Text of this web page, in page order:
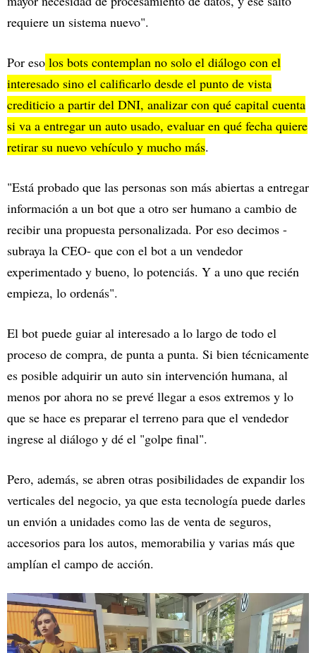
requiere un sistema nuevo".
Por eso los bots contemplan no solo el diálogo con el
interesado sino el calificarlo desde el punto de vista
crediticio a partir del DNI, analizar con qué capital cuenta
si va a entregar un auto usado, evaluar en qué fecha quiere
retirar su nuevo vehículo y mucho más.
"Está probado que las personas son más abiertas a entregar
información a un bot que a otro ser humano a cambio de
recibir una propuesta personalizada. Por eso decimos -
subraya la CEO- que con el bot a un vendedor
experimentado y bueno, lo potenciás. Y a uno que recién
empieza, lo ordenás".
El bot puede guiar al interesado a lo largo de todo el
proceso de compra, de punta a punta. Si bien técnicamente
es posible adquirir un auto sin intervención humana, al
menos por ahora no se prevé llegar a esos extremos y lo
que se hace es preparar el terreno para que el vendedor
ingrese al diálogo y dé el "golpe final".
Pero, además, se abren otras posibilidades de expandir los
verticales del negocio, ya que esta tecnología puede darles
un envión a unidades como las de venta de seguros,
accesorios para los autos, memorabilia y varias más que
amplían el campo de acción.